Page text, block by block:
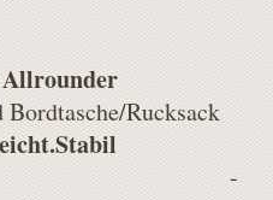
Allrounder
Rucksack
-